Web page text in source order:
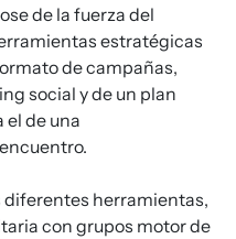
de la fuerza del
estratégicas
de campañas,
social y de un plan
el de una
diferentes herramientas,
con grupos motor de